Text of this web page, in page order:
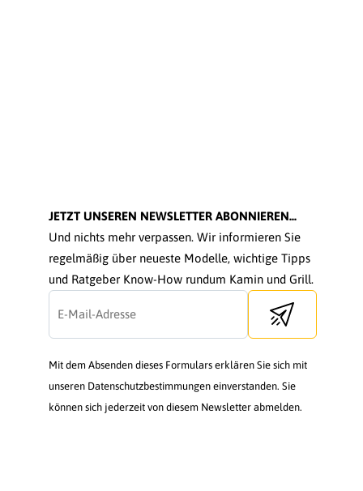
JETZT UNSEREN NEWSLETTER ABONNIEREN...
Und nichts mehr verpassen. Wir informieren Sie
regelmäßig über neueste Modelle, wichtige Tipps
und Ratgeber Know-How rundum Kamin und Grill.
Send newsletter
Mit dem Absenden dieses Formulars erklären Sie sich mit
unseren Datenschutzbestimmungen einverstanden. Sie
können sich jederzeit von diesem Newsletter abmelden.